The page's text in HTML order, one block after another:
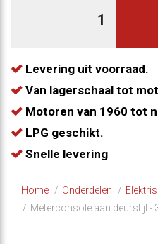
Levering uit voorraad.
Van lagerschaal tot
Motoren van 1960 tot
LPG geschikt.
Snelle levering
Home Onderdelen
Meterconsole aan deurstijl -